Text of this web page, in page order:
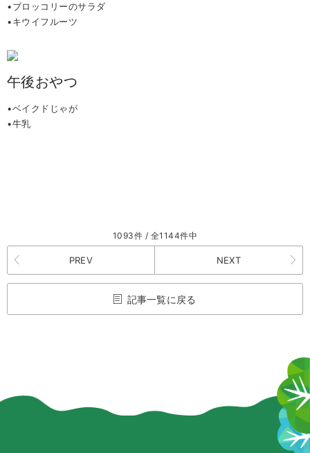
•ブロッコリーのサラダ
•キウイフルーツ
午後おやつ
•ベイクドじゃが
•牛乳
1093件 / 全1144件中
PREV NEXT
記事一覧に戻る